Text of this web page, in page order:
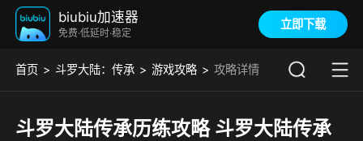
biubiu加速器
免费·低延时·稳定
立即下载
首页 斗罗大陆：传承 游戏攻略 攻略详情
斗罗大陆传承历练攻略 斗罗大陆传承